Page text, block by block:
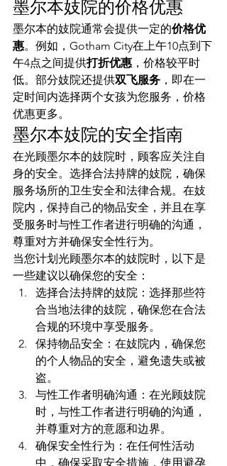
墨尔本妓院的价格优惠
墨尔本的妓院通常会提供一定的价格优
惠。例如，Gotham City在上午10点到下
午4点之间提供打折优惠 ，价格较平时
低。部分妓院还提供双飞服务 ，即在一
定时间内选择两个女孩为您服务，价格
优惠更多。
墨尔本妓院的安全指南
在光顾墨尔本的妓院时，顾客应关注自
身的安全。选择合法持牌的妓院，确保
服务场所的卫生安全和法律合规。在妓
院内，保持自己的物品安全，并且在享
受服务时与性工作者进行明确的沟通，
尊重对方并确保安全性行为。
当您计划光顾墨尔本的妓院时，以下是
一些建议以确保您的安全：
选择合法持牌的妓院：选择那些符
合当地法律的妓院，确保您在合法
合规的环境中享受服务。
保持物品安全：在妓院内，确保您
的个人物品的安全，避免遗失或被
盗。
与性工作者明确沟通：在光顾妓院
时，与性工作者进行明确的沟通，
并尊重对方的意愿和边界。
确保安全性行为：在任何性活动
中，确保采取安全措施，使用避孕